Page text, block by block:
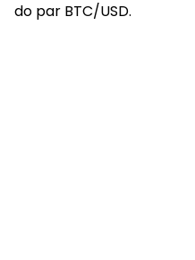
do par BTC/USD.